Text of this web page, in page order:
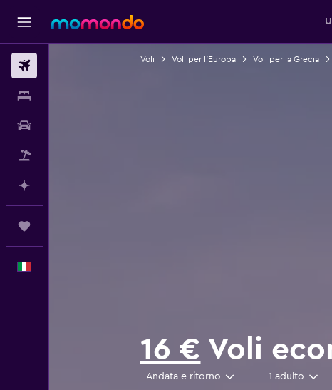
Voli Voli per l'Europa Voli per la Grecia
16 € Voli
Andata e ritorno 1 adulto